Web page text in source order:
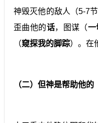
神毁灭他的敌人（5-7
歪曲他的话，图谋（一
（窥探我的脚踪）。在
（二）但神是帮助他的